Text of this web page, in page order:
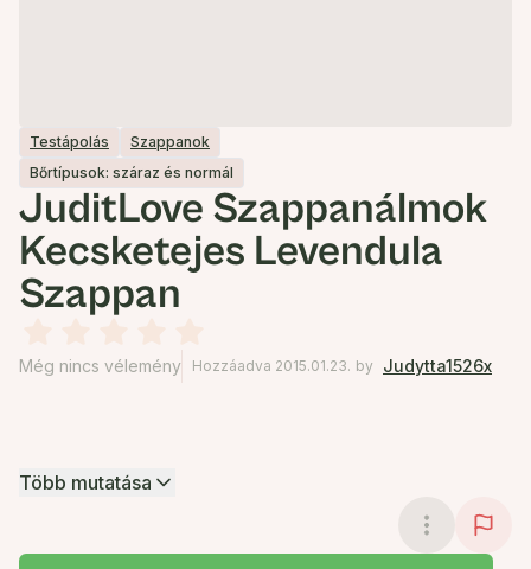
Testápolás
Szappanok
Bőrtípusok: száraz és normál
JuditLove Szappanálmok
Kecsketejes Levendula
Szappan
Még nincs vélemény Hozzáadva 2015.01.23. by Judytta1526x
Több mutatása